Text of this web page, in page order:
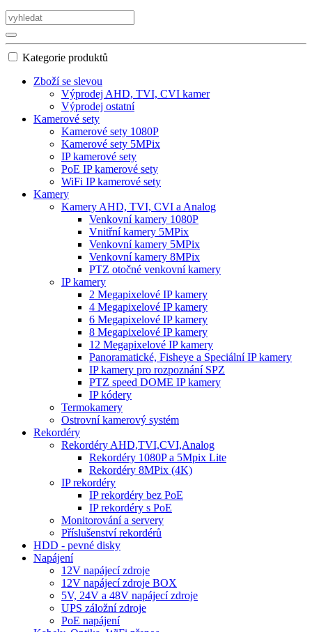
Kategorie produktů
Zboží se slevou
Výprodej AHD, TVI, CVI kamer
Výprodej ostatní
Kamerové sety
Kamerové sety 1080P
Kamerové sety 5MPix
IP kamerové sety
PoE IP kamerové sety
WiFi IP kamerové sety
Kamery
Kamery AHD, TVI, CVI a Analog
Venkovní kamery 1080P
Vnitřní kamery 5MPix
Venkovní kamery 5MPix
Venkovní kamery 8MPix
PTZ otočné venkovní kamery
IP kamery
2 Megapixelové IP kamery
4 Megapixelové IP kamery
6 Megapixelové IP kamery
8 Megapixelové IP kamery
12 Megapixelové IP kamery
Panoramatické, Fisheye a Speciální IP kamery
IP kamery pro rozpoznání SPZ
PTZ speed DOME IP kamery
IP kódery
Termokamery
Ostrovní kamerový systém
Rekordéry
Rekordéry AHD,TVI,CVI,Analog
Rekordéry 1080P a 5Mpix Lite
Rekordéry 8MPix (4K)
IP rekordéry
IP rekordéry bez PoE
IP rekordéry s PoE
Monitorování a servery
Příslušenství rekordérů
HDD - pevné disky
Napájení
12V napájecí zdroje
12V napájecí zdroje BOX
5V, 24V a 48V napájecí zdroje
UPS záložní zdroje
PoE napájení